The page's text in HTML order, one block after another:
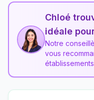
Chloé
idéale
Notre
vous